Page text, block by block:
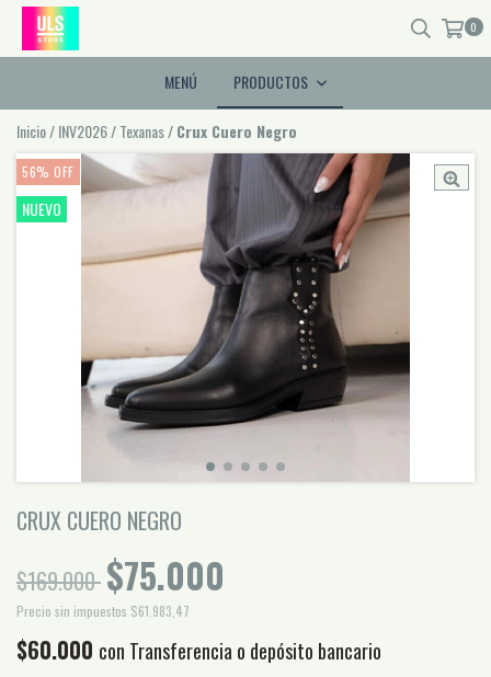
0
MENÚ PRODUCTOS
Inicio/INV2026/Texanas/Crux Cuero Negro
56% OFF
NUEVO
CRUX CUERO NEGRO
$169.000 $75.000
Precio sin impuestos $61.983,47
$60.000 con Transferencia o depósito bancario